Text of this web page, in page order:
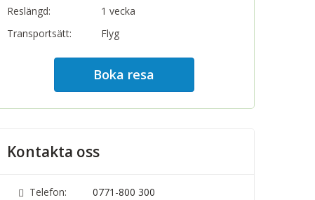
Reslängd:
1 vecka
Transportsätt:
Flyg
Boka resa
Kontakta oss
Telefon: 0771-800 300